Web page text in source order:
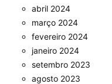
abril 2024
março 2024
fevereiro 2024
janeiro 2024
setembro 2023
agosto 2023